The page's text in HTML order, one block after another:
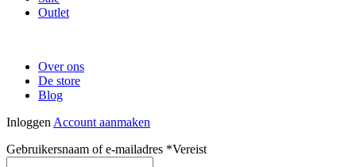
Outlet
Over ons
De store
Blog
Inloggen Account aanmaken
Gebruikersnaam of e-mailadres *Vereist